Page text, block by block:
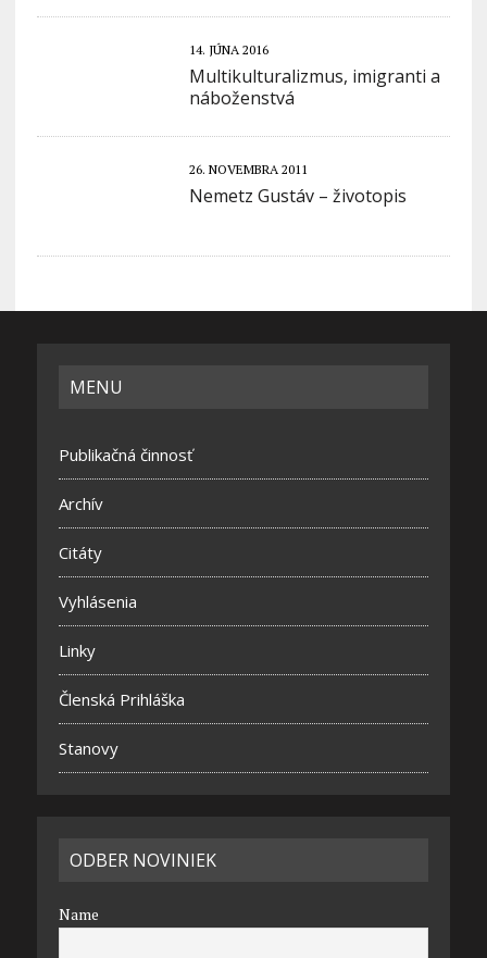
14. JÚNA 2016
Multikulturalizmus, imigranti a
náboženstvá
26. NOVEMBRA 2011
Nemetz Gustáv – životopis
MENU
Publikačná činnosť
Archív
Citáty
Vyhlásenia
Linky
Členská Prihláška
Stanovy
ODBER NOVINIEK
Name